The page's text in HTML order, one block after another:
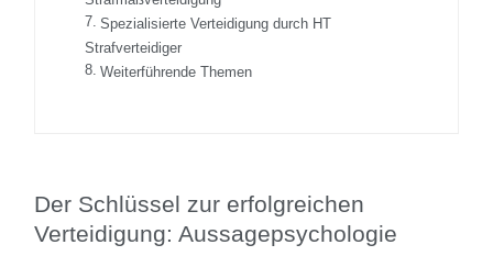
Spezialisierte Verteidigung durch HT
Strafverteidiger
Weiterführende Themen
Der Schlüssel zur erfolgreichen
Verteidigung: Aussagepsychologie